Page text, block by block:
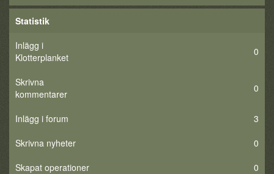
Statistik
Inlägg i
Klotterplanket
0
Skrivna
kommentarer
0
Inlägg i forum
3
Skrivna nyheter
0
Skapat operationer
0